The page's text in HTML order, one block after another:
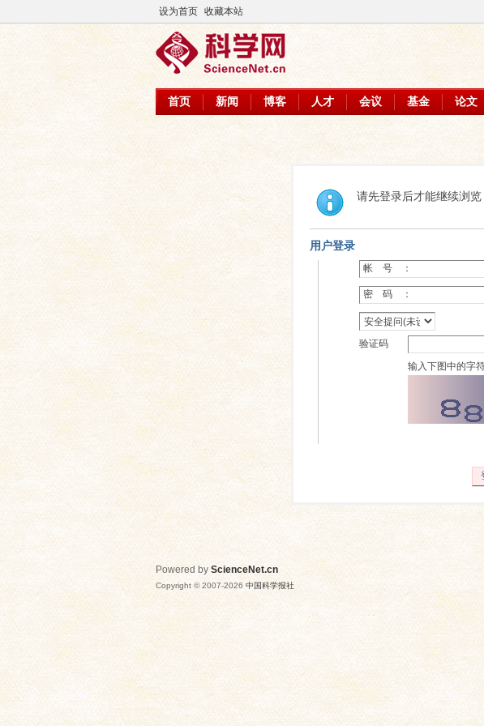
设为首页 收藏本站
首页 新闻 博客 人才 会议 基金 论文
请先登录后才能继续浏览
用户登录
帐 号 ：
密 码 ：
验证码
输入下图中的字
Powered by ScienceNet.cn
Copyright © 2007-2026 中国科学报社